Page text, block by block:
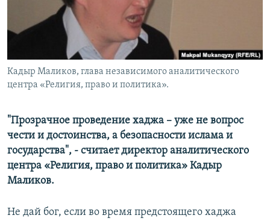
Кадыр Маликов, глава независимого аналитического
центра «Религия, право и политика».
"Прозрачное проведение хаджа – уже не вопрос
чести и достоинства, а безопасности ислама и
государства", - считает директор аналитического
центра «Религия, право и политика» Кадыр
Маликов.
Не дай бог, если во время предстоящего хаджа